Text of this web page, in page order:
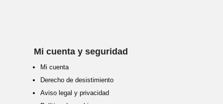
Mi cuenta y seguridad
Mi cuenta
Derecho de desistimiento
Aviso legal y privacidad